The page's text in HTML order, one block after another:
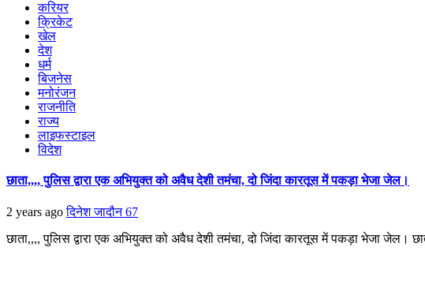
करियर
क्रिकेट
खेल
देश
धर्म
बिजनेस
मनोरंजन
राजनीति
राज्य
लाइफस्टाइल
विदेश
छाता,,,, पुलिस द्वारा एक अभियुक्त को अवैध देशी तमंचा, दो जिंदा कारतूस में पकड़ा भेजा जेल।
2 years agoदिनेश जादौन67
छाता,,,, पुलिस द्वारा एक अभियुक्त को अवैध देशी तमंचा, दो जिंदा कारतूस में पकड़ा भेजा जेल।